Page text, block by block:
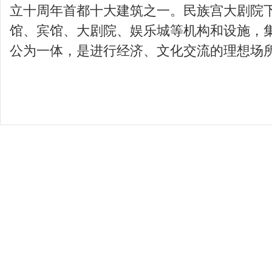
立十周年首都十大建筑之一。民族宫大剧院
馆、宾馆、大剧院、娱乐城等机构和设施，
公为一体，是进行经济、文化交流的理想场